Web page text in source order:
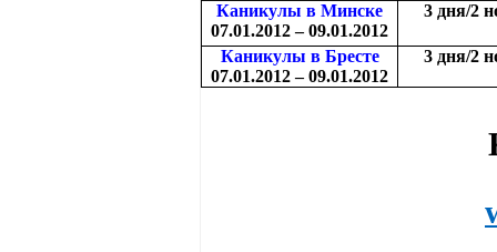
Каникулы в Минске
07.01.2012 – 09.01.2012
3 дня/2
Каникулы в Бресте
07.01.2012 – 09.01.2012
3 дня/2